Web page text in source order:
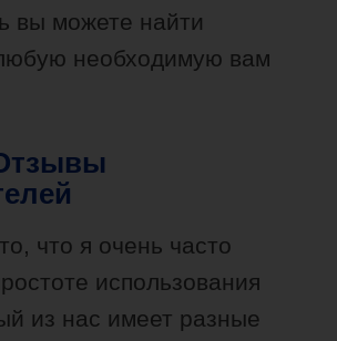
вы можете найти
необходимую вам
что я очень часто
использования
из нас имеет разные